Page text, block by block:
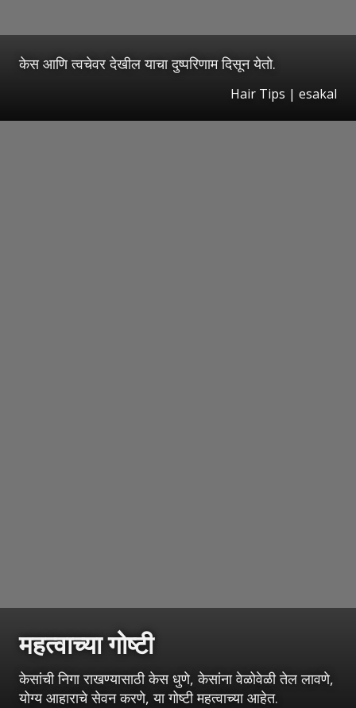
केस आणि त्वचेवर देखील याचा दुष्परिणाम दिसून येतो.
Hair Tips | esakal
महत्वाच्या गोष्टी
केसांची निगा राखण्यासाठी केस धुणे, केसांना वेळोवेळी तेल लावणे,
योग्य आहाराचे सेवन करणे, या गोष्टी महत्वाच्या आहेत.